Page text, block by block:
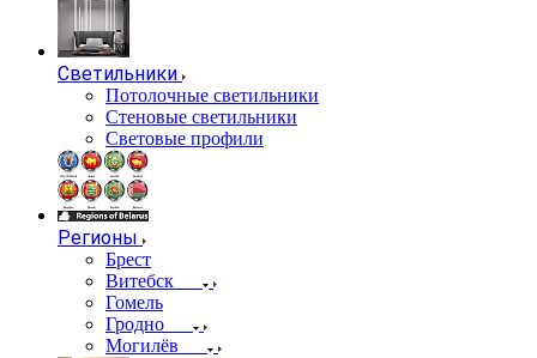
Светильники
Потолочные светильники
Стеновые светильники
Световые профили
Регионы
Брест
Витебск
Гомель
Гродно
Могилёв